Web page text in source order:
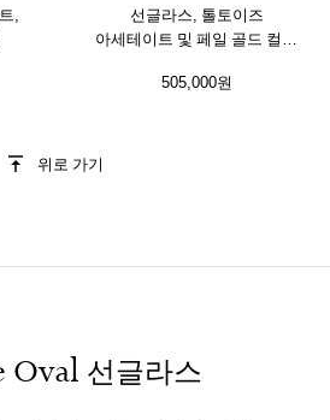
,
선글라스, 톨토이즈
아세테이트 및 페일 골드 컬러
505,000원
위로 가기
선글라스